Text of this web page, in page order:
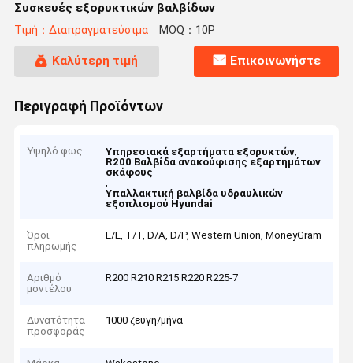
Συσκευές εξορυκτικών βαλβίδων
Τιμή：Διαπραγματεύσιμα MOQ：10P
Καλύτερη τιμή Επικοινωνήστε
Περιγραφή Προϊόντων
Υψηλό φως Υπηρεσιακά εξαρτήματα εξορυκτών,
R200 Βαλβίδα ανακούφισης εξαρτημάτων
σκάφους
,
Υπαλλακτική βαλβίδα υδραυλικών
εξοπλισμού Hyundai
Όροι
πληρωμής
Ε/Ε, Τ/Τ, D/A, D/P, Western Union, MoneyGram
Αριθμό
μοντέλου
R200 R210 R215 R220 R225-7
Δυνατότητα
προσφοράς
1000 ζεύγη/μήνα